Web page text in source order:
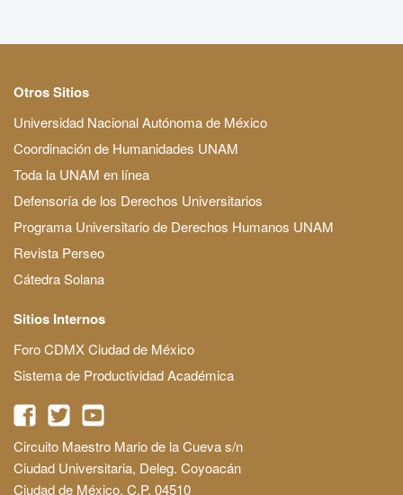
Otros Sitios
Universidad Nacional Autónoma de México
Coordinación de Humanidades UNAM
Toda la UNAM en línea
Defensoría de los Derechos Universitarios
Programa Universitario de Derechos Humanos UNAM
Revista Perseo
Cátedra Solana
Sitios Internos
Foro CDMX Ciudad de México
Sistema de Productividad Académica
Circuito Maestro Mario de la Cueva s/n
Ciudad Universitaria, Deleg. Coyoacán
Ciudad de México, C.P. 04510